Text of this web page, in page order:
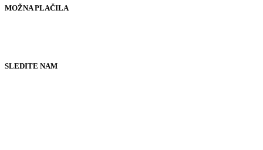
MOŽNA PLAČILA
SLEDITE NAM